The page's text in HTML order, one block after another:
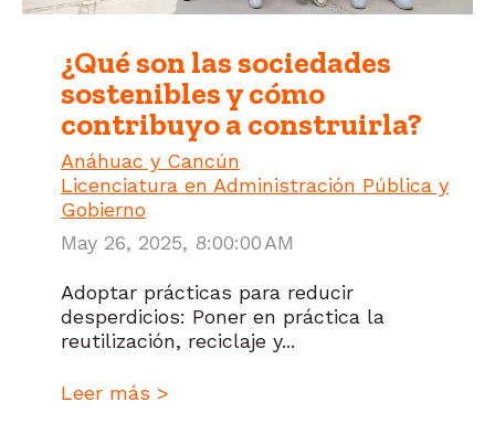
¿Qué son las sociedades
sostenibles y cómo
contribuyo a construirla?
Anáhuac y Cancún
Licenciatura en Administración Pública y
Gobierno
May 26, 2025, 8:00:00 AM
Adoptar prácticas para reducir
desperdicios: Poner en práctica la
reutilización, reciclaje y...
Leer más >